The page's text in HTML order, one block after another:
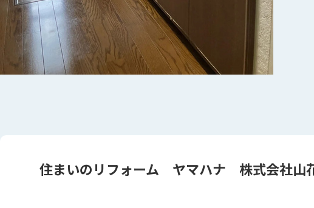
住まいのリフォーム ヤマハナ 株式会社山